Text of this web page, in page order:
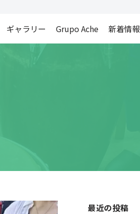
ギャラリー Grupo Ache 新着情報
最近の投稿